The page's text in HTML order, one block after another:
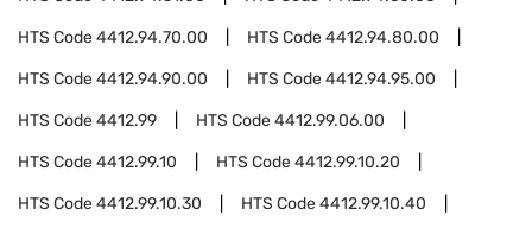
HTS Code4412.94.70.00 HTS Code4412.94.80.00
HTS Code4412.94.90.00 HTS Code4412.94.95.00
HTS Code4412.99 HTS Code4412.99.06.00
HTS Code4412.99.10 HTS Code4412.99.10.20
HTS Code4412.99.10.30 HTS Code4412.99.10.40